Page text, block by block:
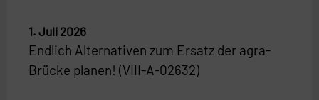
Endlich Alternativen zum Ersatz der agra-
Brücke planen! (VIII-A-02632)
1. Juli 2026